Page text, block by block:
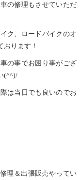
の修理もさせていただ
ク、ロードバイクのオ
ります！
の事でお困り事がござ
(^^)/
は当日でも良いのでお
理＆出張販売やってい